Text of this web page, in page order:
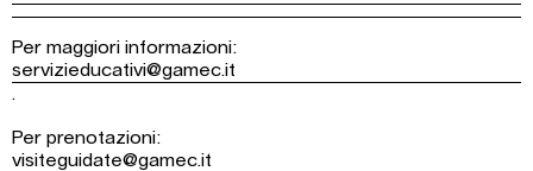
Per maggiori informazioni:
servizieducativi@gamec.it
.
Per prenotazioni:
visiteguidate@gamec.it